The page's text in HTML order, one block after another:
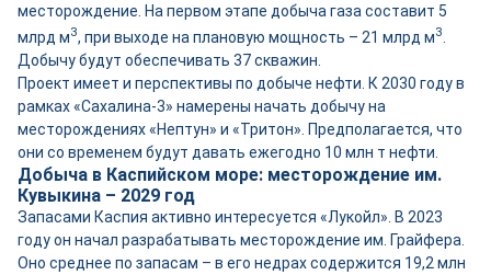
месторождение. На первом этапе добыча газа составит 5
млрд м3, при выходе на плановую мощность – 21 млрд м3
Добычу будут обеспечивать 37 скважин.
Проект имеет и перспективы по добыче нефти. К 2030 году в
рамках «Сахалина-3» намерены начать добычу на
месторождениях «Нептун» и «Тритон». Предполагается, что
они со временем будут давать ежегодно 10 млн т нефти.
Добыча в Каспийском море: месторождение им.
Кувыкина – 2029 год
Запасами Каспия активно интересуется «Лукойл». В 2023
году он начал разрабатывать месторождение им. Грайфера.
Оно среднее по запасам – в его недрах содержится 19,2 млн